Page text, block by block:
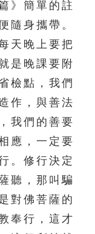
》簡單的註
隨身攜帶。
天晚上要把
是晚課要附
檢點，我們
作，與善法
我們的善要
應，一定要
。修行決定
聽，那叫騙
對佛菩薩的
奉行，這才